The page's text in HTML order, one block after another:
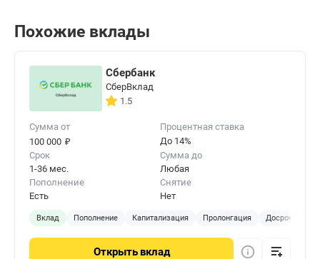
Похожие вклады
Сбербанк
СберВклад
1.5
Сумма от
100 000 ₽
Процентная ставка
До 14%
Срок
1-36 мес.
Сумма до
Любая
Пополнение
Есть
Снятие
Нет
Вклад Пополнение Капитализация Пролонгация Досрочное
Открыть вклад